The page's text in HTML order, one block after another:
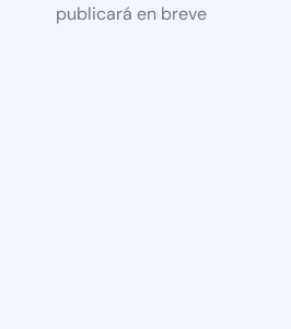
publicará en breve